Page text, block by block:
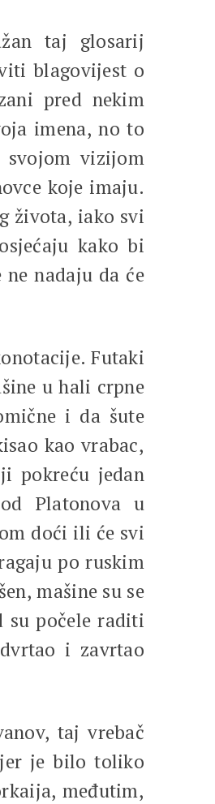
taj glosarij
blagovijest o
pred nekim
imena, no to
svojom vizijom
koje imaju.
života, iako svi
kako bi
nadaju da će
Futaki
u hali crpne
i da šute
kao vrabac,
pokreću jedan
Platonova u
doći ili će svi
po ruskim
mašine su se
su počele raditi
i zavrtao
taj vrebač
je bilo toliko
međutim,